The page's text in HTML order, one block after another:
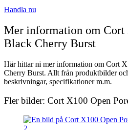
Handla nu
Mer information om Cort
Black Cherry Burst
Här hittar ni mer information om Cort
Cherry Burst. Allt från produktbilder
beskrivningar, specifikationer m.m.
Fler bilder: Cort X100 Open